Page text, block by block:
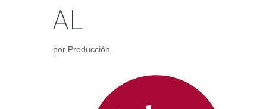
AL
por Producción